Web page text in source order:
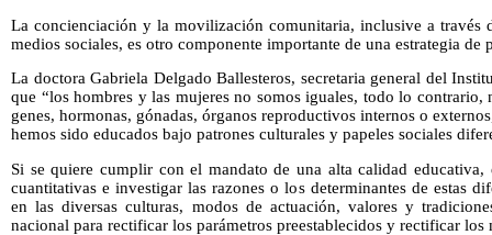
La concienciación y la movilización comunitaria, inclusive a través
medios sociales, es otro componente importante de una estrategia de
La doctora Gabriela Delgado Ballesteros, secretaria general del
que “los hombres y las mujeres no somos iguales, todo lo contrario,
genes, hormonas, gónadas, órganos reproductivos internos o
hemos sido educados bajo patrones culturales y papeles sociales
Si se quiere cumplir con el mandato de una alta calidad
cuantitativas e investigar las razones o los determinantes de estas
en las diversas culturas, modos de actuación, valores y
nacional para rectificar los parámetros preestablecidos y rectificar los